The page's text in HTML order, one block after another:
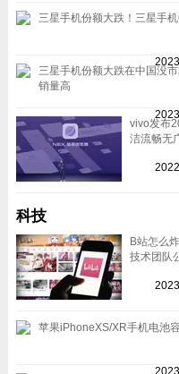
三星手机份额大跌！三星手
三星手机份额大跌在中国没
销量高
vivo发布
洁流畅无
科技
B站怎么
技术团队
苹果iPhoneXS/XR手机电池